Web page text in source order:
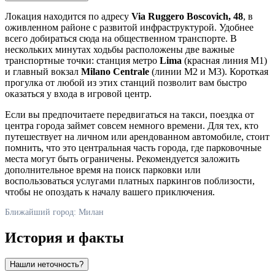
Локация находится по адресу Via Ruggero Boscovich, 48, в
оживленном районе с развитой инфраструктурой. Удобнее
всего добираться сюда на общественном транспорте. В
нескольких минутах ходьбы расположены две важные
транспортные точки: станция метро Lima (красная линия M1)
и главный вокзал Milano Centrale (линии M2 и M3). Короткая
прогулка от любой из этих станций позволит вам быстро
оказаться у входа в игровой центр.
Если вы предпочитаете передвигаться на такси, поездка от
центра города займет совсем немного времени. Для тех, кто
путешествует на личном или арендованном автомобиле, стоит
помнить, что это центральная часть города, где парковочные
места могут быть ограничены. Рекомендуется заложить
дополнительное время на поиск парковки или
воспользоваться услугами платных паркингов поблизости,
чтобы не опоздать к началу вашего приключения.
Ближайший город: Милан
История и факты
Нашли неточность?